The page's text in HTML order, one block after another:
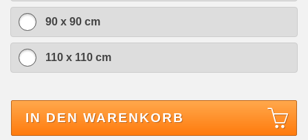
90 x 90 cm
110 x 110 cm
IN DEN WARENKORB